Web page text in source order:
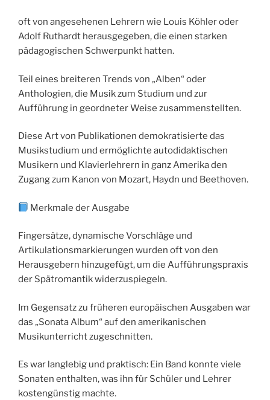
oft von angesehenen Lehrern wie Louis Köhler oder
Adolf Ruthardt herausgegeben, die einen starken
pädagogischen Schwerpunkt hatten.
Teil eines breiteren Trends von „Alben“ oder
Anthologien, die Musik zum Studium und zur
Aufführung in geordneter Weise zusammenstellten.
Diese Art von Publikationen demokratisierte das
Musikstudium und ermöglichte autodidaktischen
Musikern und Klavierlehrern in ganz Amerika den
Zugang zum Kanon von Mozart, Haydn und Beethoven.
Merkmale der Ausgabe
Fingersätze, dynamische Vorschläge und
Artikulationsmarkierungen wurden oft von den
Herausgebern hinzugefügt, um die Aufführungspraxis
der Spätromantik widerzuspiegeln.
Im Gegensatz zu früheren europäischen Ausgaben war
das „Sonata Album“ auf den amerikanischen
Musikunterricht zugeschnitten.
Es war langlebig und praktisch: Ein Band konnte viele
Sonaten enthalten, was ihn für Schüler und Lehrer
kostengünstig machte.